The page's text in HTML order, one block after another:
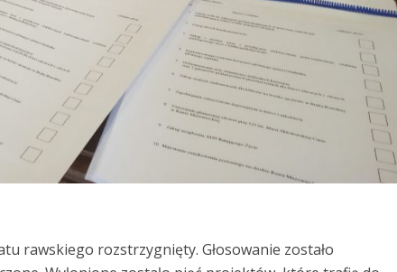
rawskiego rozstrzygnięty. Głosowanie zostało